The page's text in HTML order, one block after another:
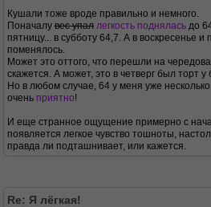
Кушали тоже вроде правильно и немного.
Поначалу вес упал легкость поднялась до
пятницу... в субботу 64,7. А в воскресенье и
поменялось.
Может это оттого, что перешли на
скажется. А может, это в четверг был торт
Но в любом случае, 64 у меня уже
очень приятно!
И еще странное ощущение примерно с
появляется легкое чувство тошноты,
правда ли подташнивает, или кажется.
Re: Я лёгкая!